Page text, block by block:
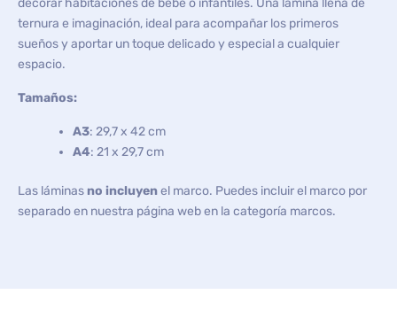
decorar habitaciones de bebé o infantiles. Una lámina llena de
ternura e imaginación, ideal para acompañar los primeros
sueños y aportar un toque delicado y especial a cualquier
espacio.
Tamaños:
A3: 29,7 x 42 cm
A4: 21 x 29,7 cm
Las láminas no incluyenel marco. Puedes incluir el marco por
separado en nuestra página web en la categoría marcos.